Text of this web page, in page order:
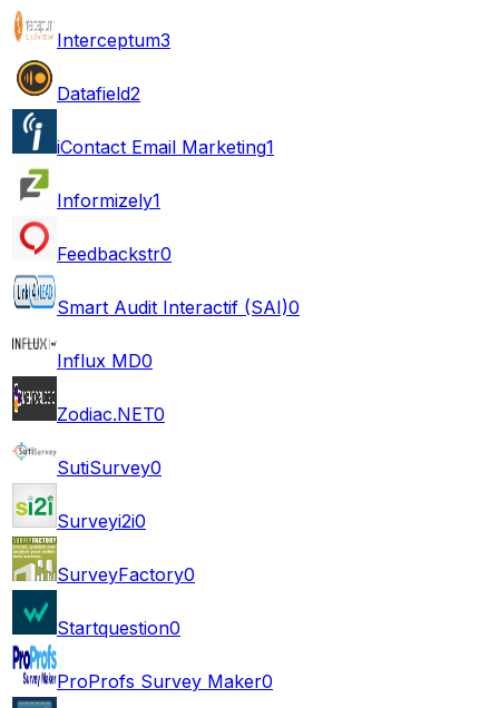
Interceptum3
Datafield2
iContact Email Marketing1
Informizely1
Feedbackstr0
Smart Audit Interactif (SAI)0
Influx MD0
Zodiac.NET0
SutiSurvey0
Surveyi2i0
SurveyFactory0
Startquestion0
ProProfs Survey Maker0